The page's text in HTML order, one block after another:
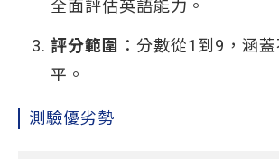
全面評估英語能力。
評分範圍
：分數從1到9，涵
平。
測驗優劣勢